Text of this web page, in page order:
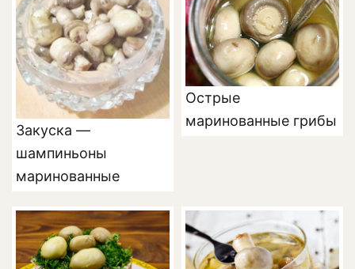
Закуска —
шампиньоны
маринованные
Острые
маринованные грибы